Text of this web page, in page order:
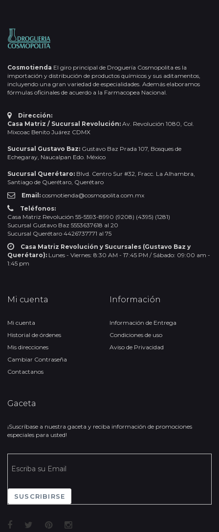
Cosmotienda El giro principal de Droguería Cosmopolita es la
importación y distribución de productos químicos y sus aditamentos,
incluyendo una gran variedad de especialidades. Además elaboramos
fórmulas oficinales de acuerdo a la Farmacopea Nacional.
Dirección:
Casa Matriz / Sucursal Revolución: Av. Revolución 1080, Col.
Mixcoac Benito Juárez CDMX
Sucursal Gustavo Baz: Gustavo Baz Prada 107, Bosques de
Echegaray, Naucalpan Edo. México
Sucursal Querétaro: Blvd. Centro Sur #32, Fracc. La Alhambra,
Santiago de Querétaro, Querétaro
Email: cosmotienda@cosmopolita.com.mx
Teléfonos:
Casa Matriz Revolución 55-5593-8990 (9208) (4395) (1281)
Sucursal Gustavo Baz 5553637618 al 20
Sucursal Querétaro 4426737771 al 75
Casa Matriz Revolución y Sucursales (Gustavo Baz y
Querétaro): Lunes - Viernes: 8:30 AM - 17:45 PM / Sábado: 09:00 am -
1:45 pm
Mi cuenta
Mi cuenta
Historial de órdenes
Mis direcciones
Cambiar Contraseña
Contactanos
Información
Información de Entrega
Condiciones de uso
Aviso de Privacidad
Gaceta
¡Suscríbase a nuestra gaceta y reciba información de promociones
especiales para usted!
SUSCRIBIRSE